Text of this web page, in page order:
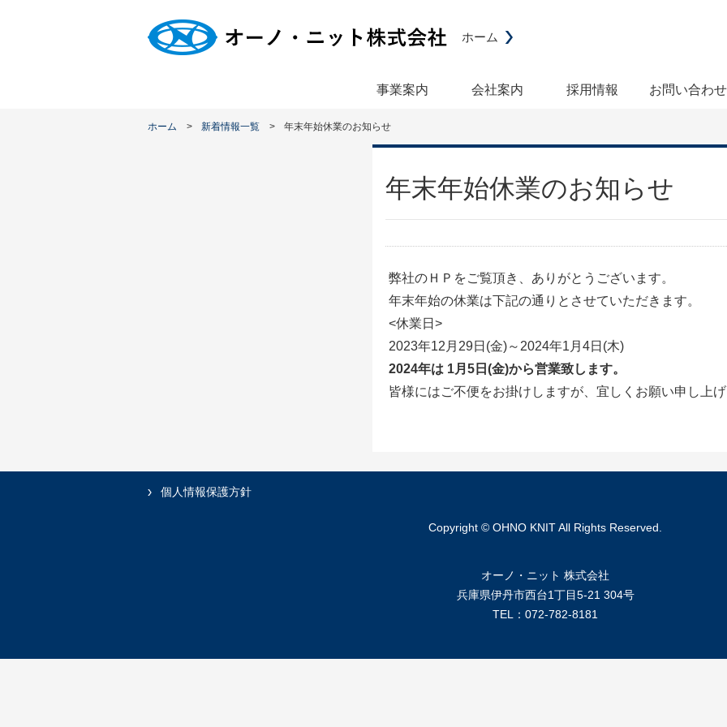
事業案内 会社案内 採用情報 お問い合わせ
ホーム
ホーム 新着情報一覧 年末年始休業のお知らせ
年末年始休業のお知らせ
弊社のＨＰをご覧頂き、ありがとうございます。
年末年始の休業は下記の通りとさせていただきます。
<休業日>
2023年12月29日(金)～2024年1月4日(木)
2024年は 1月5日(金)から営業致します。
皆様にはご不便をお掛けしますが、宜しくお願い申し上
個人情報保護方針
Copyright © OHNO KNIT All Rights Reserved.
オーノ・ニット 株式会社
兵庫県伊丹市西台1丁目5-21 304号
TEL：072-782-8181